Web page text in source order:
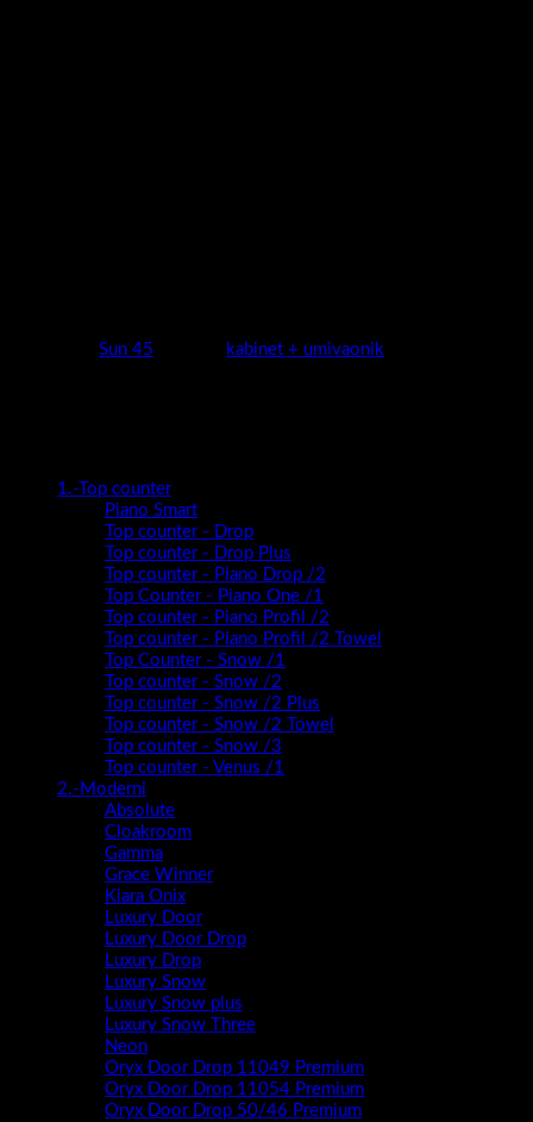
Sun 45 kabinet + umivaonik
1.-Top counter
Piano Smart
Top counter - Drop
Top counter - Drop Plus
Top counter - Piano Drop /2
Top Counter - Piano One /1
Top counter - Piano Profil /2
Top counter - Piano Profil /2 Towel
Top Counter - Snow /1
Top counter - Snow /2
Top counter - Snow /2 Plus
Top counter - Snow /2 Towel
Top counter - Snow /3
Top counter - Venus /1
2.-Moderni
Absolute
Cloakroom
Gamma
Grace Winner
Kiara Onix
Luxury Door
Luxury Door Drop
Luxury Drop
Luxury Snow
Luxury Snow plus
Luxury Snow Three
Neon
Oryx Door Drop 11049 Premium
Oryx Door Drop 11054 Premium
Oryx Door Drop 50/46 Premium